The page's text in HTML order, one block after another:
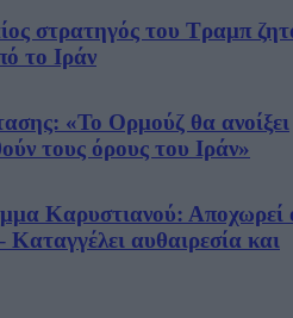
στρατηγός του Τραμπ
το Ιράν
«Το Ορμούζ θα ανοίξει
τους όρους του Ιράν»
Καρυστιανού: Αποχωρεί
αυθαιρεσία και